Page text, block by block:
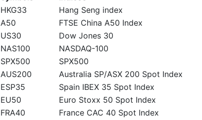
HKG33
Hang Seng index
A50
FTSE China A50 Index
US30
Dow Jones 30
NAS100
NASDAQ-100
SPX500
SPX500
AUS200
Australia SP/ASX 200 Spot Index
ESP35
Spain IBEX 35 Spot Index
EU50
Euro Stoxx 50 Spot Index
FRA40
France CAC 40 Spot Index